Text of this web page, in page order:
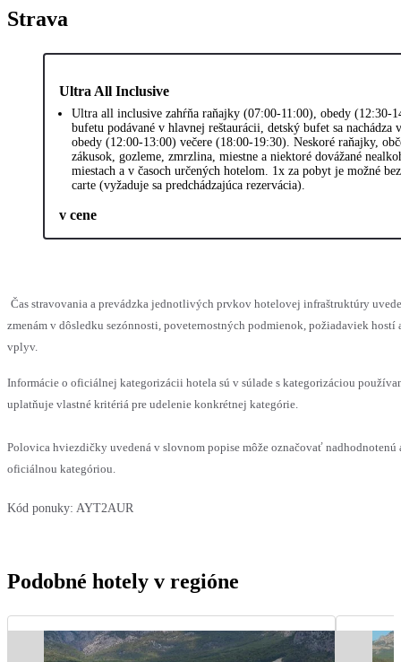
Strava
Ultra All Inclusive
Ultra all inclusive zahŕňa raňajky (07:00-11:00), obedy (12:30-
bufetu podávané v hlavnej reštaurácii, detský bufet sa nachádza
obedy (12:00-13:00) večere (18:00-19:30). Neskoré raňajky,
zákusok, gozleme, zmrzlina, miestne a niektoré dovážané
miestach a v časoch určených hotelom. 1x za pobyt je možné
carte (vyžaduje sa predchádzajúca rezervácia).
v cene
Čas stravovania a prevádzka jednotlivých prvkov hotelovej infraštruktúry
zmenám v dôsledku sezónnosti, poveternostných podmienok, požiadaviek
vplyv.
Informácie o oficiálnej kategorizácii hotela sú v súlade s kategorizáciou
uplatňuje vlastné kritériá pre udelenie konkrétnej kategórie.
Polovica hviezdičky uvedená v slovnom popise môže označovať
oficiálnou kategóriou.
Kód ponuky: AYT2AUR
Podobné hotely v regióne